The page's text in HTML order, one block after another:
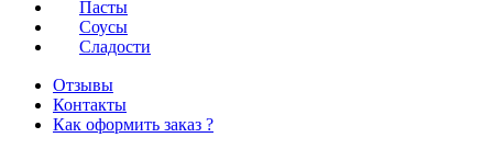
Пасты
Соусы
Сладости
Отзывы
Контакты
Как оформить заказ ?